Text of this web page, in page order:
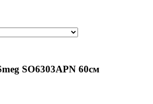
SO6303APN 60см